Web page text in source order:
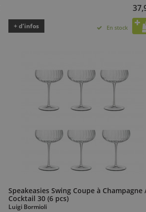
+ d’infos En stock
Speakeasies Swing Coupe à Champagne
Cocktail 30 (6 pcs)
Luigi Bormioli